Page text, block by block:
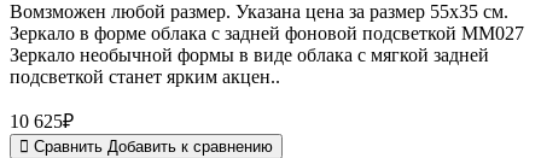
Вомзможен любой размер. Указана цена за размер 55х35 см.
Зеркало в форме облака с задней фоновой подсветкой MM027
Зеркало необычной формы в виде облака с мягкой задней
подсветкой станет ярким акцен..
10 625₽
Сравнить Добавить к сравнению